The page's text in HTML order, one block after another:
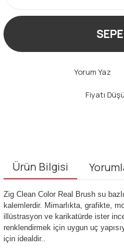
Yorum Yaz
Fiyatı
Ürün Bilgisi
Zig Clean Color Real Brush su
kalemlerdir. Mimarlıkta, grafikte,
illüstrasyon ve karikatürde ister
renklendirmek için uygun uç
için idealdir..